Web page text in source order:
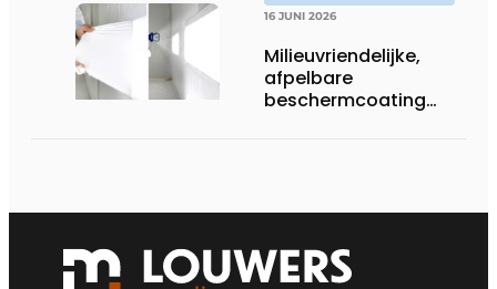
16 JUNI 2026
Milieuvriendelijke,
afpelbare
beschermcoating